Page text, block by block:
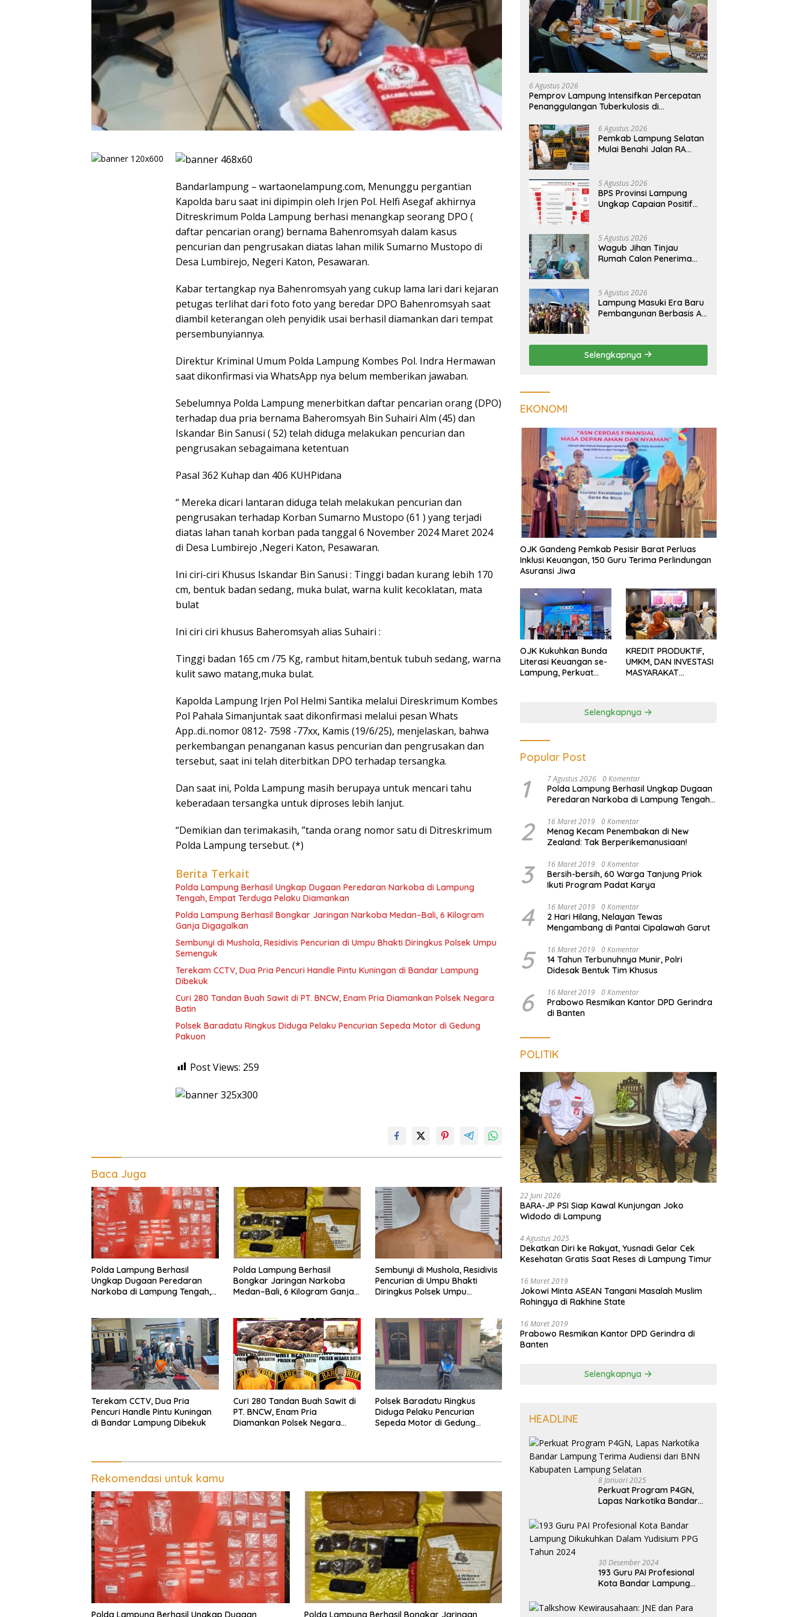
Bandarlampung – wartaonelampung.com, Menunggu pergantian
Kapolda baru saat ini dipimpin oleh Irjen Pol. Helfi Asegaf akhirnya
Ditreskrimum Polda Lampung berhasi menangkap seorang DPO (
daftar pencarian orang) bernama Bahenromsyah dalam kasus
pencurian dan pengrusakan diatas lahan milik Sumarno Mustopo di
Desa Lumbirejo, Negeri Katon, Pesawaran.
Kabar tertangkap nya Bahenromsyah yang cukup lama lari dari kejaran
petugas terlihat dari foto foto yang beredar DPO Bahenromsyah saat
diambil keterangan oleh penyidik usai berhasil diamankan dari tempat
persembunyiannya.
Direktur Kriminal Umum Polda Lampung Kombes Pol. Indra Hermawan
saat dikonfirmasi via WhatsApp nya belum memberikan jawaban.
Sebelumnya Polda Lampung menerbitkan daftar pencarian orang (DPO)
terhadap dua pria bernama Baheromsyah Bin Suhairi Alm (45) dan
Iskandar Bin Sanusi ( 52) telah diduga melakukan pencurian dan
pengrusakan sebagaimana ketentuan
Pasal 362 Kuhap dan 406 KUHPidana
“ Mereka dicari lantaran diduga telah melakukan pencurian dan
pengrusakan terhadap Korban Sumarno Mustopo (61 ) yang terjadi
diatas lahan tanah korban pada tanggal 6 November 2024 Maret 2024
di Desa Lumbirejo ,Negeri Katon, Pesawaran.
Ini ciri-ciri Khusus Iskandar Bin Sanusi : Tinggi badan kurang lebih 170
cm, bentuk badan sedang, muka bulat, warna kulit kecoklatan, mata
bulat
Ini ciri ciri khusus Baheromsyah alias Suhairi :
Tinggi badan 165 cm /75 Kg, rambut hitam,bentuk tubuh sedang, warna
kulit sawo matang,muka bulat.
Kapolda Lampung Irjen Pol Helmi Santika melalui Direskrimum Kombes
Pol Pahala Simanjuntak saat dikonfirmasi melalui pesan Whats
App..di..nomor 0812- 7598 -77xx, Kamis (19/6/25), menjelaskan, bahwa
perkembangan penanganan kasus pencurian dan pengrusakan dan
tersebut, saat ini telah diterbitkan DPO terhadap tersangka.
Dan saat ini, Polda Lampung masih berupaya untuk mencari tahu
keberadaan tersangka untuk diproses lebih lanjut.
“Demikian dan terimakasih, ”tanda orang nomor satu di Ditreskrimum
Polda Lampung tersebut. (*)
Berita Terkait
Polda Lampung Berhasil Ungkap Dugaan Peredaran Narkoba di Lampung
Tengah, Empat Terduga Pelaku Diamankan
Polda Lampung Berhasil Bongkar Jaringan Narkoba Medan–Bali, 6 Kilogram
Ganja Digagalkan
Sembunyi di Mushola, Residivis Pencurian di Umpu Bhakti Diringkus Polsek Umpu
Semenguk
Terekam CCTV, Dua Pria Pencuri Handle Pintu Kuningan di Bandar Lampung
Dibekuk
Curi 280 Tandan Buah Sawit di PT. BNCW, Enam Pria Diamankan Polsek Negara
Batin
Polsek Baradatu Ringkus Diduga Pelaku Pencurian Sepeda Motor di Gedung
Pakuon
Post Views: 259
Baca Juga
Polda Lampung Berhasil
Ungkap Dugaan Peredaran
Narkoba di Lampung Tengah,
Polda Lampung Berhasil
Bongkar Jaringan Narkoba
Medan–Bali, 6 Kilogram Ganja
Sembunyi di Mushola, Residivis
Pencurian di Umpu Bhakti
Diringkus Polsek Umpu
Terekam CCTV, Dua Pria
Pencuri Handle Pintu Kuningan
di Bandar Lampung Dibekuk
Curi 280 Tandan Buah Sawit di
PT. BNCW, Enam Pria
Diamankan Polsek Negara
Polsek Baradatu Ringkus
Diduga Pelaku Pencurian
Sepeda Motor di Gedung
Rekomendasi untuk kamu
Polda Lampung Berhasil Ungkap Dugaan Polda Lampung Berhasil Bongkar Jaringan
6 Agustus 2026
Pemprov Lampung Intensifkan Percepatan
Penanggulangan Tuberkulosis di
6 Agustus 2026
Pemkab Lampung Selatan
Mulai Benahi Jalan RA
Demi Keselamatan
Pengguna Jalan
5 Agustus 2026
BPS Provinsi Lampung
Ungkap Capaian Positif
Ekonomi Terus Tumbuh
5 Agustus 2026
Wagub Jihan Tinjau
Rumah Calon Penerima
dan Serap Aspirasi
Masyarakat
5 Agustus 2026
Lampung Masuki Era Baru
Pembangunan Berbasis AI,
Mengorbit
Selengkapnya
EKONOMI
OJK Gandeng Pemkab Pesisir Barat Perluas
Inklusi Keuangan, 150 Guru Terima Perlindungan
Asuransi Jiwa
OJK Kukuhkan Bunda
Literasi Keuangan se-
Lampung, Perkuat
KREDIT PRODUKTIF,
UMKM, DAN INVESTASI
MASYARAKAT
Selengkapnya
Popular Post
1 7 Agustus 2026 0 Komentar
Polda Lampung Berhasil Ungkap Dugaan
Peredaran Narkoba di Lampung Tengah,
2 16 Maret 2019 0 Komentar
Menag Kecam Penembakan di New
Zealand: Tak Berperikemanusiaan!
3 16 Maret 2019 0 Komentar
Bersih-bersih, 60 Warga Tanjung Priok
Ikuti Program Padat Karya
4 16 Maret 2019 0 Komentar
2 Hari Hilang, Nelayan Tewas
Mengambang di Pantai Cipalawah Garut
5 16 Maret 2019 0 Komentar
14 Tahun Terbunuhnya Munir, Polri
Didesak Bentuk Tim Khusus
6 16 Maret 2019 0 Komentar
Prabowo Resmikan Kantor DPD Gerindra
di Banten
POLITIK
22 Juni 2026
BARA-JP PSI Siap Kawal Kunjungan Joko
Widodo di Lampung
4 Agustus 2025
Dekatkan Diri ke Rakyat, Yusnadi Gelar Cek
Kesehatan Gratis Saat Reses di Lampung Timur
16 Maret 2019
Jokowi Minta ASEAN Tangani Masalah Muslim
Rohingya di Rakhine State
16 Maret 2019
Prabowo Resmikan Kantor DPD Gerindra di
Banten
Selengkapnya
HEADLINE
8 Januari 2025
Perkuat Program P4GN,
Lapas Narkotika Bandar
dari BNN Kabupaten
Lampung Selatan
30 Desember 2024
193 Guru PAI Profesional
Kota Bandar Lampung
Yudisium PPG Tahun 2024